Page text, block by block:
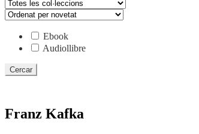
Ebook
Audiollibre
Franz Kafka